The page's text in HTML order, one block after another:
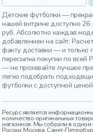
Детские футболки —
нашей витрине доступно
руб. Абсолютно каждая
добавлением на сайт.
факту доставки — и только
пересылка покупки по всей
— не прозевайте лучшее
легко подобрать
футболки с доступной
Ресурс является
количество оригинальных
магазинов. Мы собрали в одном
России: Москва, Санкт-